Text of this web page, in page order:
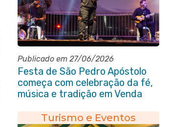
Publicado em 27/06/2026
Festa de São Pedro Apóstolo
começa com celebração da fé,
música e tradição em Venda
Turismo e Eventos